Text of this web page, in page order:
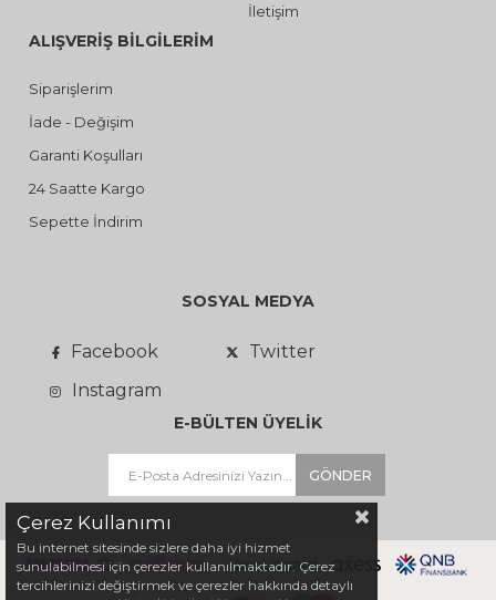
İletişim
ALIŞVERİŞ BİLGİLERİM
Siparişlerim
İade - Değişim
Garanti Koşulları
24 Saatte Kargo
Sepette İndirim
SOSYAL MEDYA
Facebook
Twitter
Instagram
E-BÜLTEN ÜYELİK
GÖNDER
Çerez Kullanımı
Bu internet sitesinde sizlere daha iyi hizmet
sunulabilmesi için çerezler kullanılmaktadır. Çerez
tercihlerinizi değiştirmek ve çerezler hakkında detaylı